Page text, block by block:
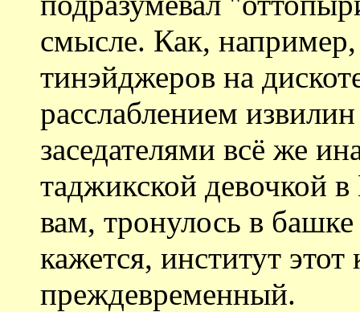
смысле. Как,
тинэйджеров на
расслаблением
заседателями всё же
таджикской девочкой
вам, тронулось в
кажется, институт этот
преждевременный.